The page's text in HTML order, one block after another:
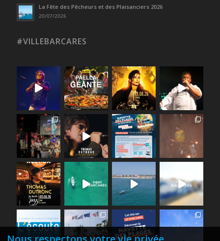
La Fête des Pêcheurs et des Plaisanciers 2026
20/07/2026
#VILLEBARCARES